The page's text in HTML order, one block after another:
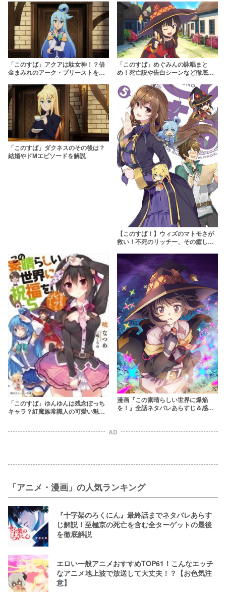
「このすば」アクアは駄女神！？借
金まみれのアーク・プリーストを徹
「このすば」めぐみんの詠唱まと
め！死亡説や告白シーンなど徹底解
「このすば」ダクネスのその後は？
結婚やドMエピソードを解説
【このすば！】ウィズのマトモさが
救い！不死のリッチー、その癒し系
「このすば」ゆんゆんは残念ぼっち
キャラ？紅魔族常識人の可愛い魅力
漫画『この素晴らしい世界に爆焔
を！』全話ネタバレあらすじ＆感
AD
「アニメ・漫画」の人気ランキング
『十字架のろくにん』最終話までネタバレあらす
じ解説！至極京の死亡を含む全ターゲットの最後
を徹底解説
エロい一般アニメおすすめTOP61！こんなエッチ
なアニメ地上波で放送して大丈夫！？【お色気注
意】